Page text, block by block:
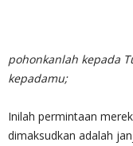
pohonkanlah kepada
kepadamu;
Inilah permintaan
dimaksudkan adalah